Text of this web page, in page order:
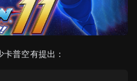
普空有提出：